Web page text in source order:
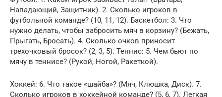
Нападающий, Защитник). 2. Сколько игроков в
футбольной команде? (10, 11, 12). Баскетбол: 3. Что
нужно делать, чтобы забросить мяч в корзину? (Бежать,
Прыгать, Бросать). 4. Сколько очков приносит
трехочковый бросок? (2, 3, 5). Теннис: 5. Чем бьют по
мячу в теннисе? (Рукой, Ногой, Ракеткой).
Хоккей: 6. Что такое «шайба»? (Мяч, Клюшка, Диск). 7.
Сколько игроков в хоккейной команде? (5, 6, 7). Легкая